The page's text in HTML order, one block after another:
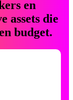
en
assets die
budget.